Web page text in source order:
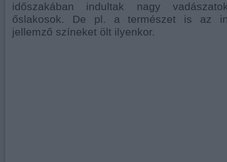
időszakában indultak nagy
őslakosok. De pl. a természet is az
jellemző színeket ölt ilyenkor.